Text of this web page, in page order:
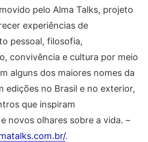
pelo Alma Talks, projeto
experiências de
pessoal, filosofia,
convivência e cultura por meio
alguns dos maiores nomes da
edições no Brasil e no exterior,
que inspiram
novos olhares sobre a vida. –
.